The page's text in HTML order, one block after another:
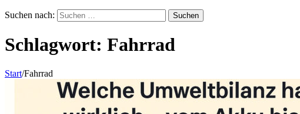
Suchen nach:
Schlagwort: Fahrrad
Start/Fahrrad